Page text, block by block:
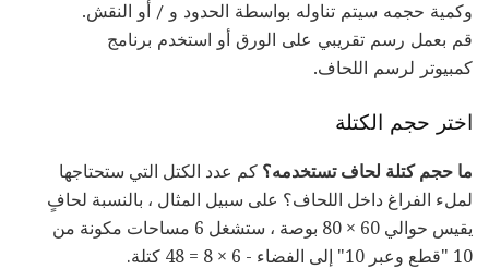
وكمية حجمه سيتم تناوله بواسطة الحدود و / أو النقش.
قم بعمل رسم تقريبي على الورق أو استخدم برنامج
كمبيوتر لرسم اللحاف.
اختر حجم الكتلة
ما حجم كتلة لحاف تستخدمه؟ كم عدد الكتل التي ستحتاجها
لملء الفراغ داخل اللحاف؟ على سبيل المثال ، بالنسبة لحافٍ
يقيس حوالي 60 × 80 بوصة ، ستشغل 6 مساحات مكونة من
10 "قطع وعبر 10" إلى الفضاء - 6 × 8 = 48 كتلة.